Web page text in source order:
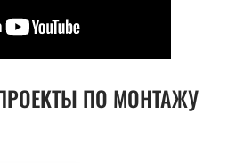
ПО МОНТАЖУ